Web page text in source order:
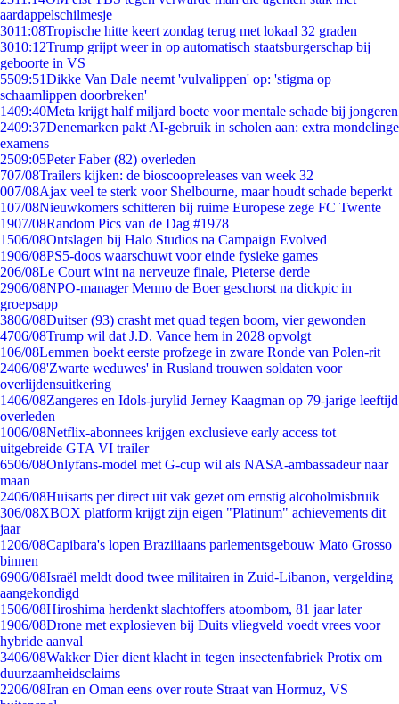
aardappelschilmesje
3011:08Tropische hitte keert zondag terug met lokaal 32 graden
3010:12Trump grijpt weer in op automatisch staatsburgerschap bij
geboorte in VS
5509:51Dikke Van Dale neemt 'vulvalippen' op: 'stigma op
schaamlippen doorbreken'
1409:40Meta krijgt half miljard boete voor mentale schade bij jongeren
2409:37Denemarken pakt AI-gebruik in scholen aan: extra mondelinge
examens
2509:05Peter Faber (82) overleden
707/08Trailers kijken: de bioscoopreleases van week 32
007/08Ajax veel te sterk voor Shelbourne, maar houdt schade beperkt
107/08Nieuwkomers schitteren bij ruime Europese zege FC Twente
1907/08Random Pics van de Dag #1978
1506/08Ontslagen bij Halo Studios na Campaign Evolved
1906/08PS5-doos waarschuwt voor einde fysieke games
206/08Le Court wint na nerveuze finale, Pieterse derde
2906/08NPO-manager Menno de Boer geschorst na dickpic in
groepsapp
3806/08Duitser (93) crasht met quad tegen boom, vier gewonden
4706/08Trump wil dat J.D. Vance hem in 2028 opvolgt
106/08Lemmen boekt eerste profzege in zware Ronde van Polen-rit
2406/08'Zwarte weduwes' in Rusland trouwen soldaten voor
overlijdensuitkering
1406/08Zangeres en Idols-jurylid Jerney Kaagman op 79-jarige leeftijd
overleden
1006/08Netflix-abonnees krijgen exclusieve early access tot
uitgebreide GTA VI trailer
6506/08Onlyfans-model met G-cup wil als NASA-ambassadeur naar
maan
2406/08Huisarts per direct uit vak gezet om ernstig alcoholmisbruik
306/08XBOX platform krijgt zijn eigen "Platinum" achievements dit
jaar
1206/08Capibara's lopen Braziliaans parlementsgebouw Mato Grosso
binnen
6906/08Israël meldt dood twee militairen in Zuid-Libanon, vergelding
aangekondigd
1506/08Hiroshima herdenkt slachtoffers atoombom, 81 jaar later
1906/08Drone met explosieven bij Duits vliegveld voedt vrees voor
hybride aanval
3406/08Wakker Dier dient klacht in tegen insectenfabriek Protix om
duurzaamheidsclaims
2206/08Iran en Oman eens over route Straat van Hormuz, VS